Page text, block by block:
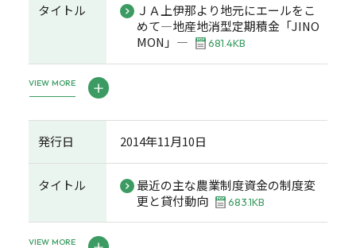
タイトル
ＪＡ上伊那より地元にエールをこ
めて―地産地消型定期積金「JINO
MON」―
681.4KB
VIEW MORE
発行日 2014年11月10日
タイトル
最近の主な農業制度資金の制度変
更と貸付動向
683.1KB
VIEW MORE